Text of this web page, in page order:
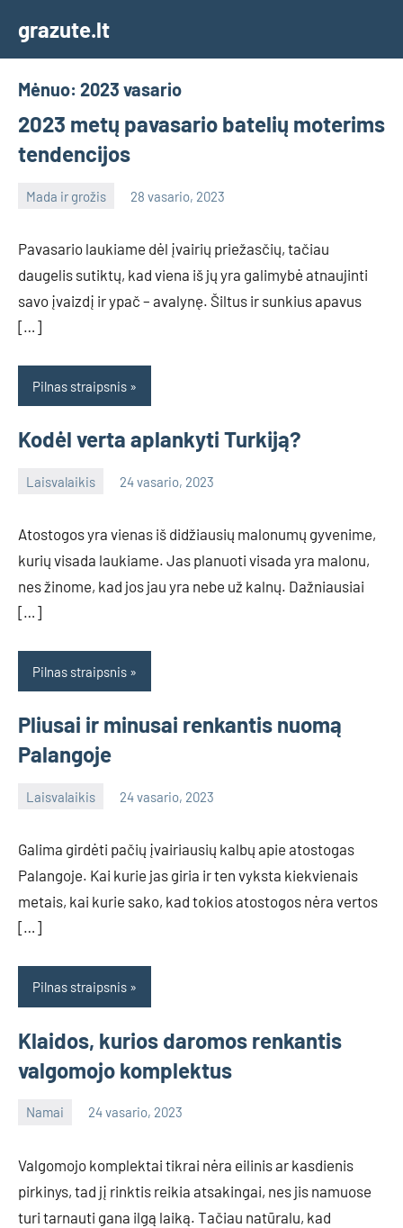
content
grazute.lt
Mėnuo: 2023 vasario
2023 metų pavasario batelių moterims
tendencijos
Mada ir grožis 28 vasario, 2023
info@grazute.lt
Pavasario laukiame dėl įvairių priežasčių, tačiau
daugelis sutiktų, kad viena iš jų yra galimybė atnaujinti
savo įvaizdį ir ypač – avalynę. Šiltus ir sunkius apavus
[…]
Pilnas straipsnis
Kodėl verta aplankyti Turkiją?
Laisvalaikis 24 vasario, 2023
Atostogos yra vienas iš didžiausių malonumų gyvenime,
kurių visada laukiame. Jas planuoti visada yra malonu,
nes žinome, kad jos jau yra nebe už kalnų. Dažniausiai
[…]
Pilnas straipsnis
Pliusai ir minusai renkantis nuomą
Palangoje
Laisvalaikis 24 vasario, 2023
Galima girdėti pačių įvairiausių kalbų apie atostogas
Palangoje. Kai kurie jas giria ir ten vyksta kiekvienais
metais, kai kurie sako, kad tokios atostogos nėra vertos
[…]
Pilnas straipsnis
Klaidos, kurios daromos renkantis
valgomojo komplektus
Namai 24 vasario, 2023
Valgomojo komplektai tikrai nėra eilinis ar kasdienis
pirkinys, tad jį rinktis reikia atsakingai, nes jis namuose
turi tarnauti gana ilgą laiką. Tačiau natūralu, kad